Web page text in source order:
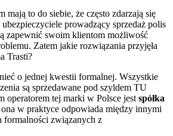
mają to do siebie, że często zdarzają się
prowadzący sprzedaż polis
zapewnić swoim klientom możliwość
Zatem jakie rozwiązania przyjęła
Trasti?
o jednej kwestii formalnej. Wszystkie
są sprzedawane pod szyldem TU
operatorem tej marki w Polsce jest spółka
ona w praktyce odpowiada między innymi
formalności związanych z